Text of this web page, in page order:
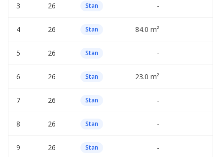
3 26 Stan -
4 26 Stan 84.0 m²
5 26 Stan -
6 26 Stan 23.0 m²
7 26 Stan -
8 26 Stan -
9 26 Stan -